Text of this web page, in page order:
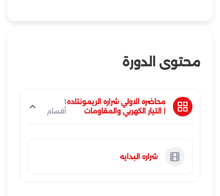
محتوى الدورة
محاضره الاولي شراره الريمونتاده
| التيار الكهربي والمقاومات
1
أقسام
شراره البدايه